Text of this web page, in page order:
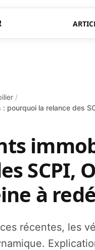
/
: pourquoi la relance des
SCPI,
à
récentes, les